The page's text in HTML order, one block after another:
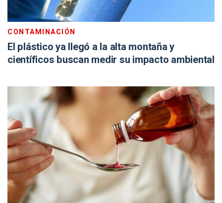
CONTAMINACIÓN
El plástico ya llegó a la alta montaña y
científicos buscan medir su impacto ambiental